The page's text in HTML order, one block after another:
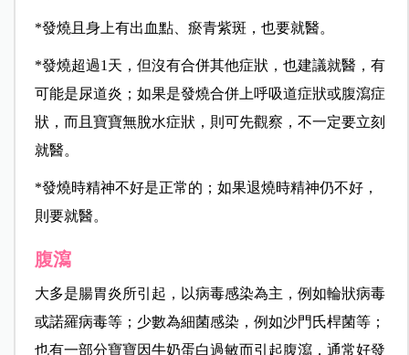
*發燒且身上有出血點、瘀青紫斑，也要就醫。
*發燒超過1天，但沒有合併其他症狀，也建議就醫，有
可能是尿道炎；如果是發燒合併上呼吸道症狀或腹瀉症
狀，而且寶寶無脫水症狀，則可先觀察，不一定要立刻
就醫。
*發燒時精神不好是正常的；如果退燒時精神仍不好，
則要就醫。
腹瀉
大多是腸胃炎所引起，以病毒感染為主，例如輪狀病毒
或諾羅病毒等；少數為細菌感染，例如沙門氏桿菌等；
也有一部分寶寶因牛奶蛋白過敏而引起腹瀉，通常好發